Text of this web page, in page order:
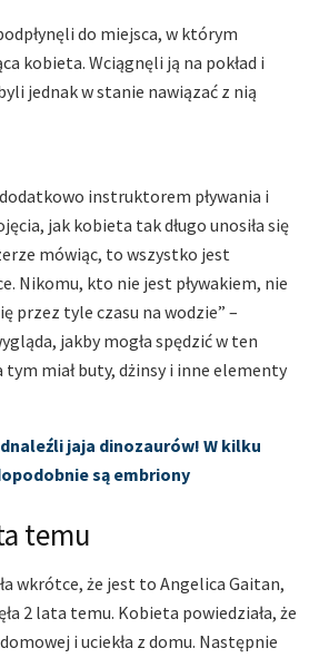
do miejsca, w którym
kobieta. Wciągnęli ją na pokład i
jednak w stanie nawiązać z nią
instruktorem pływania i
jak kobieta tak długo unosiła się
mówiąc, to wszystko jest
Nikomu, kto nie jest pływakiem, nie
przez tyle czasu na wodzie” –
jakby mogła spędzić w ten
tym miał buty, dżinsy i inne elementy
jaja dinozaurów! W kilku
są embriony
temu
wkrótce, że jest to Angelica Gaitan,
2 lata temu. Kobieta powiedziała, że
i uciekła z domu. Następnie